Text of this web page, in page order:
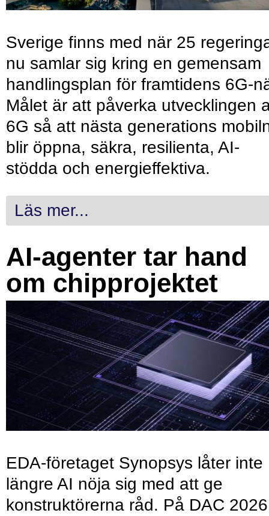
Sverige finns med när 25
nu samlar sig kring en gemensam
handlingsplan för framtidens 6G-
Målet är att påverka utvecklingen
6G så att nästa generations
blir öppna, säkra, resilienta, AI-
stödda och energieffektiva.
Läs mer...
AI-agenter tar hand
om chipprojektet
EDA-företaget Synopsys låter inte
längre AI nöja sig med att ge
konstruktörerna råd. På DAC 2026